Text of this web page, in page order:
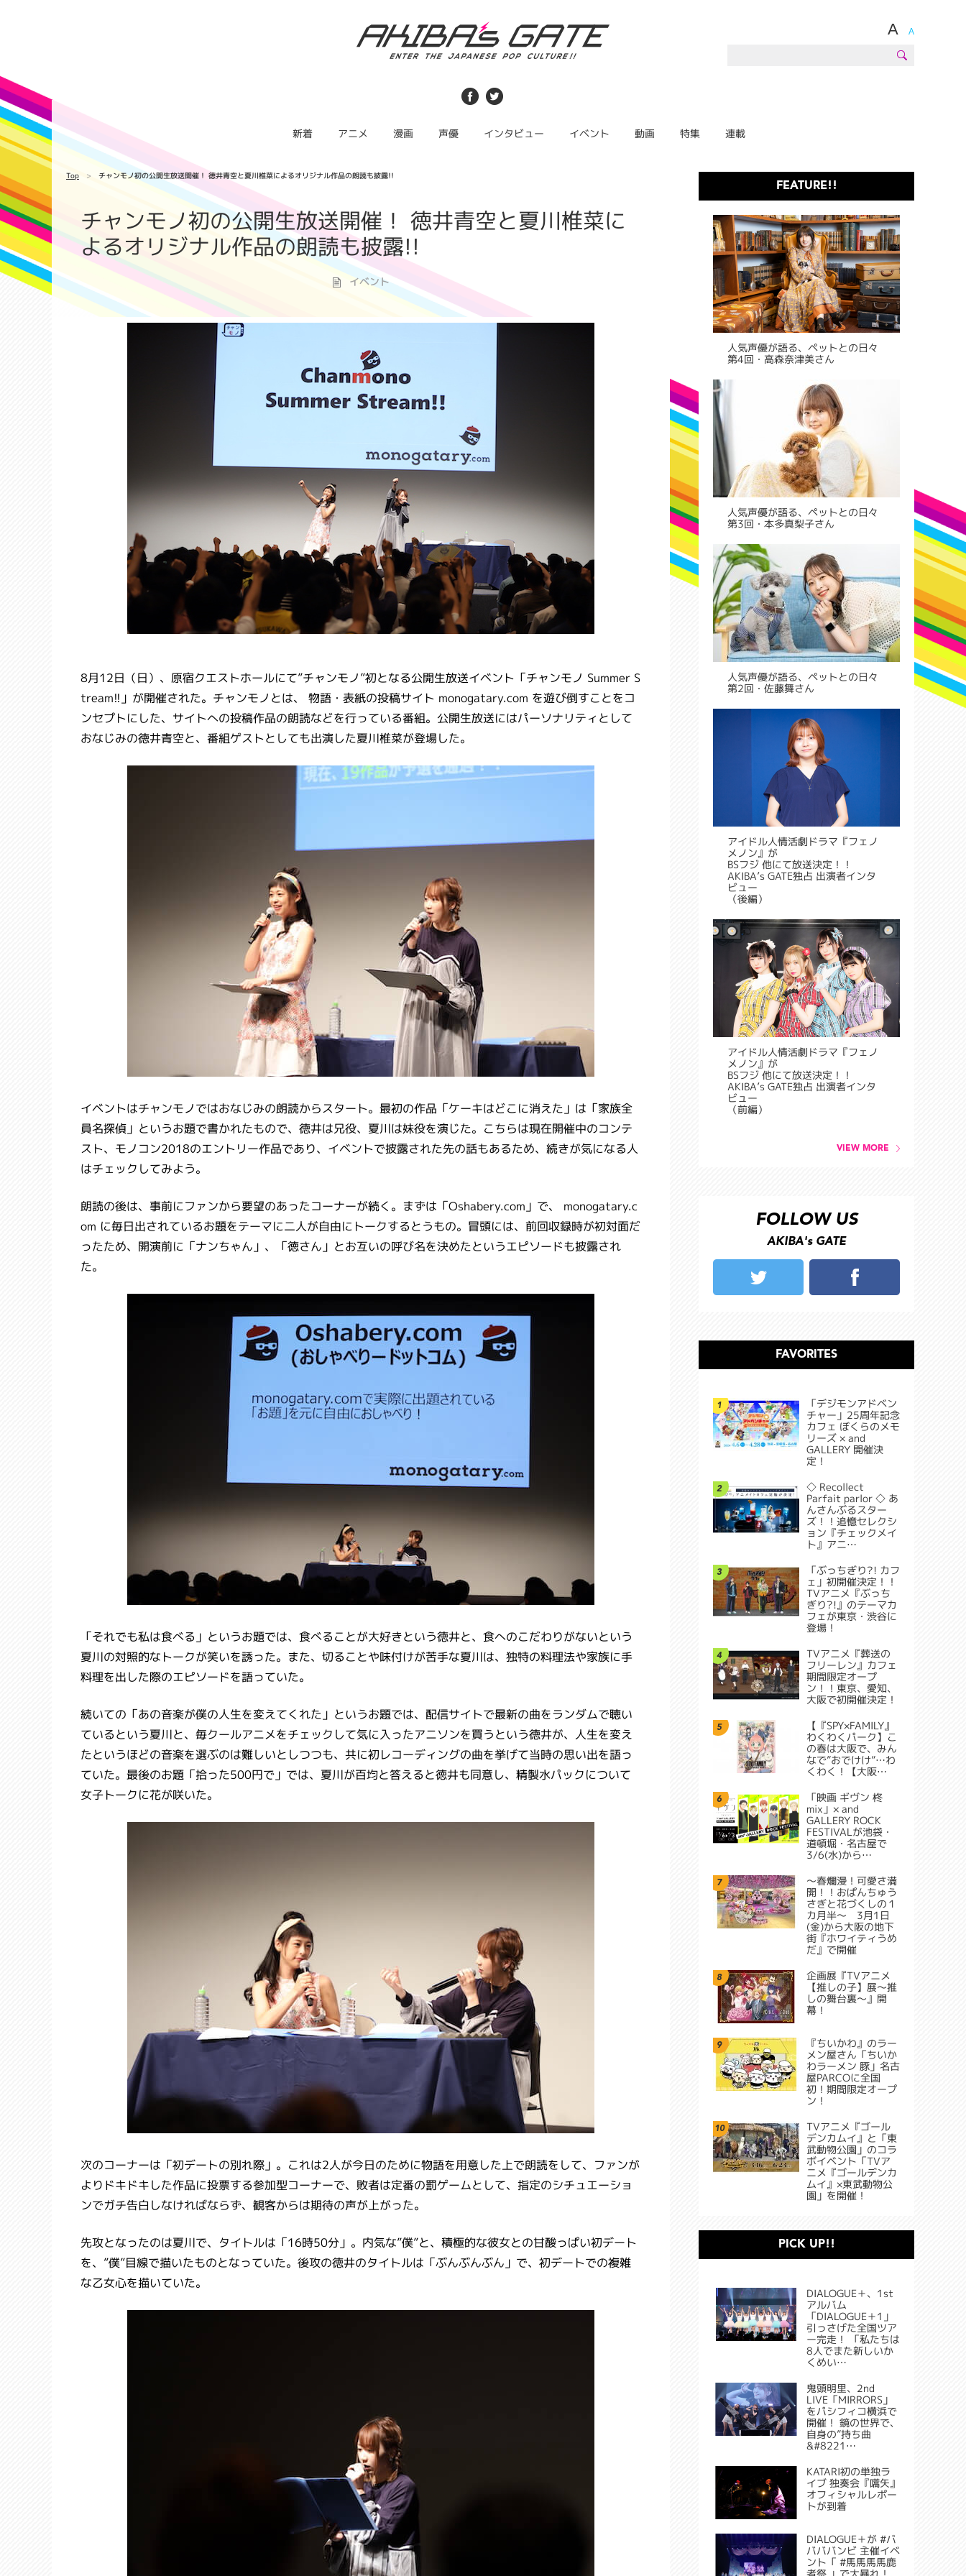
A A
新着 アニメ 漫画 声優 インタビュー イベント 動画 特集 連載
FEATURE!!
人気声優が語る、ペットとの日々
第4回・高森奈津美さん
人気声優が語る、ペットとの日々
第3回・本多真梨子さん
人気声優が語る、ペットとの日々
第2回・佐藤舞さん
アイドル人情活劇ドラマ『フェノ
メノン』が
BSフジ 他にて放送決定！！
AKIBA’s GATE独占 出演者インタ
ビュー
（後編）
アイドル人情活劇ドラマ『フェノ
メノン』が
BSフジ 他にて放送決定！！
AKIBA’s GATE独占 出演者インタ
ビュー
（前編）
VIEW MORE
FOLLOW US
AKIBA's GATE
FAVORITES
1
「デジモンアドベン
チャー」25周年記念
カフェ ぼくらのメモ
リーズ × and
GALLERY 開催決
定！
2
◇ Recollect
Parfait parlor ◇ あ
んさんぶるスター
ズ！！追憶セレクシ
ョン『チェックメイ
ト』アニ…
3
「ぶっちぎり?! カフ
ェ」初開催決定！！
TVアニメ『ぶっち
ぎり?!』のテーマカ
フェが東京・渋谷に
登場！
4
TVアニメ『葬送の
フリーレン』カフェ
期間限定オープ
ン！！東京、愛知、
大阪で初開催決定！
5
【『SPY×FAMILY』
わくわくパーク】こ
の春は大阪で、みん
なで”おでけけ”…わ
くわく！【大阪…
6
「映画 ギヴン 柊
mix」× and
GALLERY ROCK
FESTIVALが池袋・
道頓堀・名古屋で
3/6(水)から…
7
～春爛漫！可愛さ満
開！！おぱんちゅう
さぎと花づくしの１
カ月半～ 3月1日
(金)から大阪の地下
街『ホワイティうめ
だ』で開催
8
企画展『TVアニメ
【推しの子】展～推
しの舞台裏～』開
幕！
9
『ちいかわ』のラー
メン屋さん「ちいか
わラーメン 豚」名古
屋PARCOに全国
初！期間限定オープ
ン！
10
TVアニメ『ゴール
デンカムイ』と「東
武動物公園」のコラ
ボイベント「TVア
ニメ『ゴールデンカ
ムイ』×東武動物公
園」を開催！
PICK UP!!
DIALOGUE＋、1st
アルバム
「DIALOGUE＋1」
引っさげた全国ツア
ー完走！ 「私たちは
8人でまた新しいか
くめい…
鬼頭明里、2nd
LIVE「MIRRORS」
をパシフィコ横浜で
開催！ 鏡の世界で、
自身の”持ち曲
&#8221…
KATARI初の単独ラ
イブ 独奏会『嚆矢』
オフィシャルレポー
トが到着
DIALOGUE＋が #バ
バババンビ 主催イベ
ント「 #馬馬馬馬鹿
Top チャンモノ初の公開生放送開催！ 徳井青空と夏川椎菜によるオリジナル作品の朗読も披露!!
チャンモノ初の公開生放送開催！ 徳井青空と夏川椎菜に
よるオリジナル作品の朗読も披露!!
イベント
8月12日（日）、原宿クエストホールにて”チャンモノ”初となる公開生放送イベント「チャンモノ Summer S
tream!!」が開催された。チャンモノとは、 物語・表紙の投稿サイト monogatary.com を遊び倒すことをコ
ンセプトにした、サイトへの投稿作品の朗読などを行っている番組。公開生放送にはパーソナリティとして
おなじみの徳井青空と、番組ゲストとしても出演した夏川椎菜が登場した。
イベントはチャンモノではおなじみの朗読からスタート。最初の作品「ケーキはどこに消えた」は「家族全
員名探偵」というお題で書かれたもので、徳井は兄役、夏川は妹役を演じた。こちらは現在開催中のコンテ
スト、モノコン2018のエントリー作品であり、イベントで披露された先の話もあるため、続きが気になる人
はチェックしてみよう。
朗読の後は、事前にファンから要望のあったコーナーが続く。まずは「Oshabery.com」で、 monogatary.c
om に毎日出されているお題をテーマに二人が自由にトークするとうもの。冒頭には、前回収録時が初対面だ
ったため、開演前に「ナンちゃん」、「徳さん」とお互いの呼び名を決めたというエピソードも披露され
た。
「それでも私は食べる」というお題では、食べることが大好きという徳井と、食へのこだわりがないという
夏川の対照的なトークが笑いを誘った。また、切ることや味付けが苦手な夏川は、独特の料理法や家族に手
料理を出した際のエピソードを語っていた。
続いての「あの音楽が僕の人生を変えてくれた」というお題では、配信サイトで最新の曲をランダムで聴い
ているという夏川と、毎クールアニメをチェックして気に入ったアニソンを買うという徳井が、人生を変え
たというほどの音楽を選ぶのは難しいとしつつも、共に初レコーディングの曲を挙げて当時の思い出を語っ
ていた。最後のお題「拾った500円で」では、夏川が百均と答えると徳井も同意し、精製水パックについて
女子トークに花が咲いた。
次のコーナーは「初デートの別れ際」。これは2人が今日のために物語を用意した上で朗読をして、ファンが
よりドキドキした作品に投票する参加型コーナーで、敗者は定番の罰ゲームとして、指定のシチュエーショ
ンでガチ告白しなければならず、観客からは期待の声が上がった。
先攻となったのは夏川で、タイトルは「16時50分」。内気な”僕”と、積極的な彼女との甘酸っぱい初デート
を、”僕”目線で描いたものとなっていた。後攻の徳井のタイトルは「ぶんぶんぶん」で、初デートでの複雑
な乙女心を描いていた。